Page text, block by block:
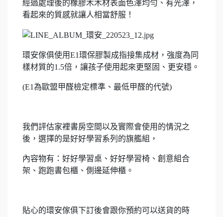
經過處理後的橡膠木木材表面色澤均勻、有光澤，
看起來的質感就讓人相當舒服！
環安傢俱使用E1環保膠製成指接集成材，強度為同
樣材質的1.5倍，讓孩子使用起來更堅固、更安穩。
(E1為歐盟甲醛檢定標準、最低甲醛的代號)
我們評估家裡書房空間以及實際會使用的情況之
後，選擇的是好好學習系列的旗艦組，
內容物有：好好學習桌、好好學習椅、創意組合
架、跑跑書包櫃、側邊延伸櫃。
貼心的環安傢俱下訂後會跟你預約可以送貨的時